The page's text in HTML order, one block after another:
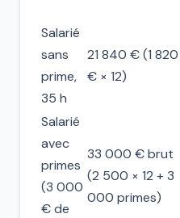
Salarié
sans
prime,
35 h
21 840 € (1 820
€ × 12)
Salarié
avec
primes
(3 000
€ de
33 000 € brut
(2 500 × 12 + 3
000 primes)